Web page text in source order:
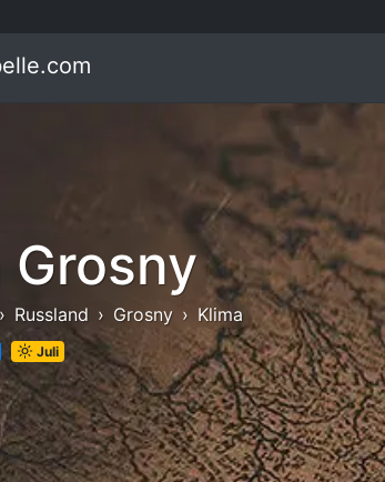
Grosny
Russland Grosny Klima
Juli